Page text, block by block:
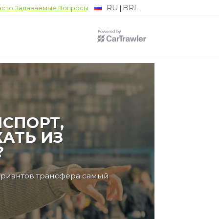
Задаваемые Вопросы RU | BRL
ИЗ
трансфера самый